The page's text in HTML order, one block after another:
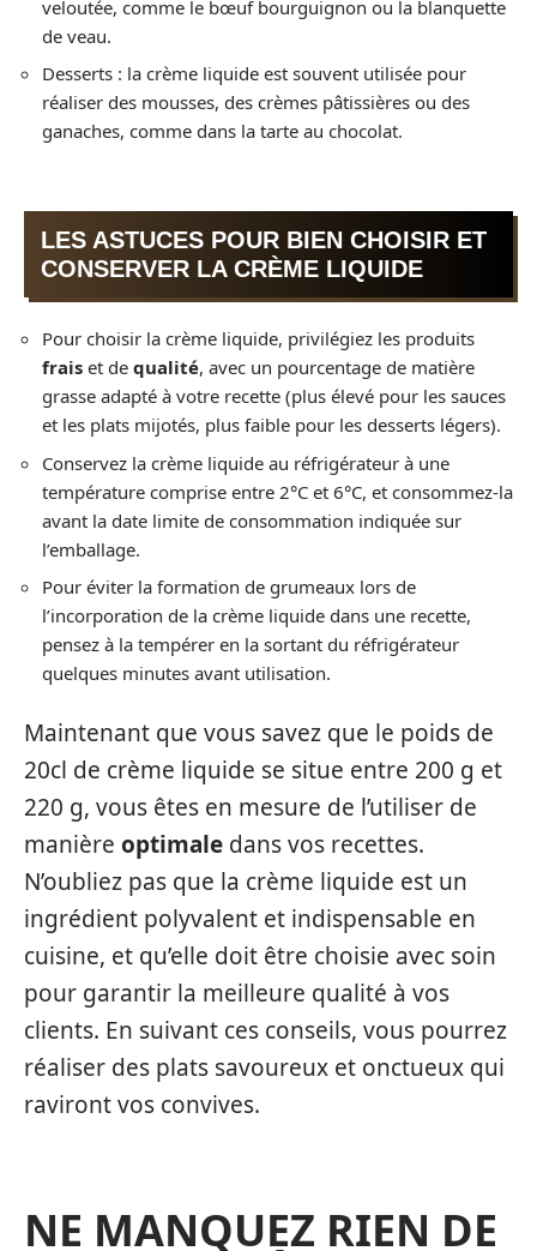
veloutée, comme le bœuf bourguignon ou la blanquette
de veau.
Desserts : la crème liquide est souvent utilisée pour
réaliser des mousses, des crèmes pâtissières ou des
ganaches, comme dans la tarte au chocolat.
LES ASTUCES POUR BIEN CHOISIR ET
CONSERVER LA CRÈME LIQUIDE
Pour choisir la crème liquide, privilégiez les produits
frais et de qualité, avec un pourcentage de matière
grasse adapté à votre recette (plus élevé pour les sauces
et les plats mijotés, plus faible pour les desserts légers).
Conservez la crème liquide au réfrigérateur à une
température comprise entre 2°C et 6°C, et consommez-la
avant la date limite de consommation indiquée sur
l’emballage.
Pour éviter la formation de grumeaux lors de
l’incorporation de la crème liquide dans une recette,
pensez à la tempérer en la sortant du réfrigérateur
quelques minutes avant utilisation.
Maintenant que vous savez que le poids de
20cl de crème liquide se situe entre 200 g et
220 g, vous êtes en mesure de l’utiliser de
manière optimale dans vos recettes.
N’oubliez pas que la crème liquide est un
ingrédient polyvalent et indispensable en
cuisine, et qu’elle doit être choisie avec soin
pour garantir la meilleure qualité à vos
clients. En suivant ces conseils, vous pourrez
réaliser des plats savoureux et onctueux qui
raviront vos convives.
NE MANQUEZ RIEN DE